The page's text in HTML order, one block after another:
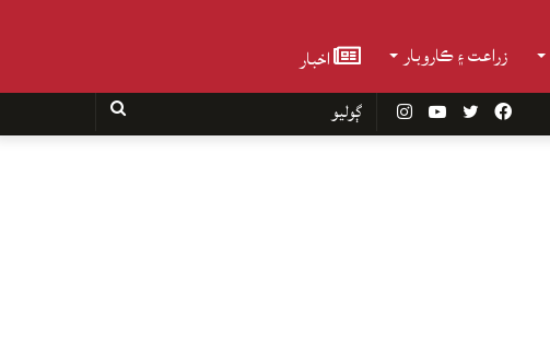
زراعت ۽ ڪاروبار اخبار
InstagramYouTube Twitter
Facebook